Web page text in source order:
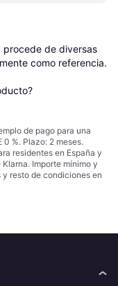
procede de diversas
como referencia.
de pago para una
%. Plazo: 2 meses.
residentes en España y
Importe mínimo y
resto de condiciones en